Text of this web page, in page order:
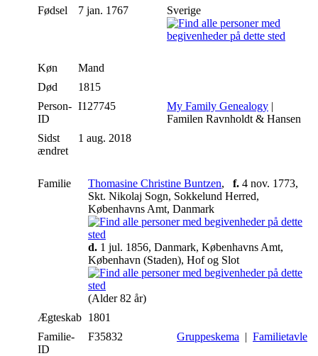
Fødsel
7 jan. 1767 Sverige
Køn
Mand
Død
1815
Person-
ID
I127745 My Family Genealogy |
Familen Ravnholdt & Hansen
Sidst
ændret
1 aug. 2018
Familie Thomasine Christine Buntzen, f. 4 nov. 1773,
Skt. Nikolaj Sogn, Sokkelund Herred,
Københavns Amt, Danmark
d. 1 jul. 1856, Danmark, Københavns Amt,
København (Staden), Hof og Slot
(Alder 82 år)
Ægteskab 1801
Familie-
ID
F35832 Gruppeskema | Familietavle